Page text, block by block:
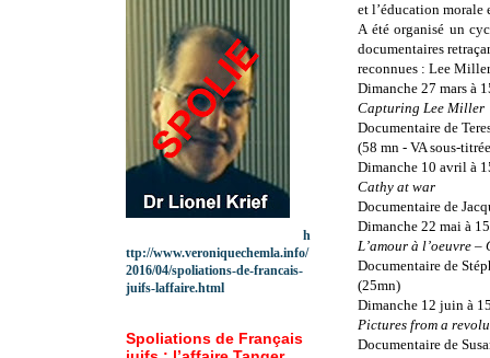
et l’éducation morale
A été organisé un
documentaires
reconnues : Lee
Dimanche 27 mars à
Capturing Lee Miller
Documentaire de
(58 mn - VA sous-
Dimanche 10 avril à
Cathy at war
Documentaire de
Dimanche 22 mai à
L’amour à l’oeuvre
Documentaire de
(25mn)
Dimanche 12 juin à
Pictures from a
Documentaire de
h
ttp://www.veroniquechemla.info/
2016/04/spoliations-de-francais-
juifs-laffaire.html
Spoliations de Français